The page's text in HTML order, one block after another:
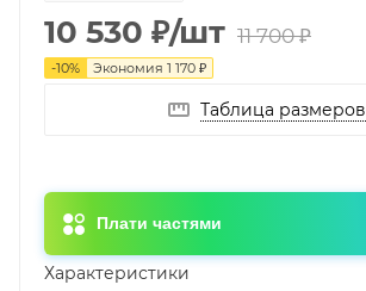
10 530 ₽/шт 11 700₽
-10% Экономия 1 170 ₽
Таблица размеров
Плати частями
Характеристики